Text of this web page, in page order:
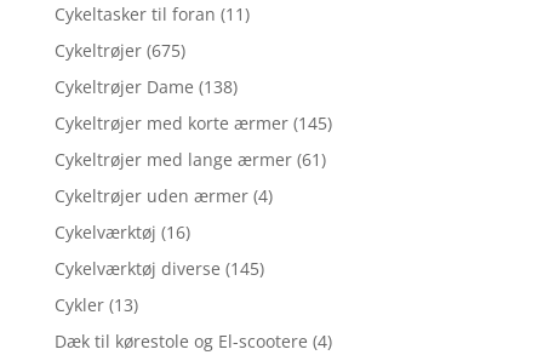
Cykeltasker til foran (11)
Cykeltrøjer (675)
Cykeltrøjer Dame (138)
Cykeltrøjer med korte ærmer (145)
Cykeltrøjer med lange ærmer (61)
Cykeltrøjer uden ærmer (4)
Cykelværktøj (16)
Cykelværktøj diverse (145)
Cykler (13)
Dæk til kørestole og El-scootere (4)